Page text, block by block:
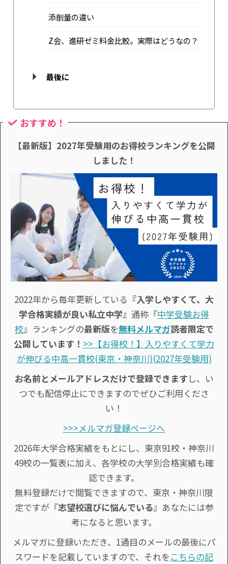
添削量の違い
Z会、進研ゼミ料金比較。実際はどうなの？
最後に
おすすめ！
【最新版】2027年受験用のお得校ランキングを公開
しました！
2022年から毎年更新している 『入学しやすくて、大
学合格実績が良い私立中学』 通称『中学受験お得
校』ランキングの最新版を無料メルマガ読者限定で
公開しています！ >>【お得校！】入りやすくて学力
が伸びる中高一貫校(東京・神奈川)(2027年受験用)
お名前とメールアドレスだけで登録できます し、い
つでも配信停止にできますのでぜひご利用くださ
い！
>>>メルマガ登録ページへ
2026年大学合格実績をもとにし、東京91校・神奈川
49校の一覧表に加え、各学校の大学別合格実績も確
認できます。
無料登録だけで閲覧できますので、東京・神奈川限
定ですが『志望校選びに悩んでいる』あなたには参
考になると思います。
メルマガに登録いただき、1通目のメールの最後にパ
スワードを記載していますので、それを こちらの記